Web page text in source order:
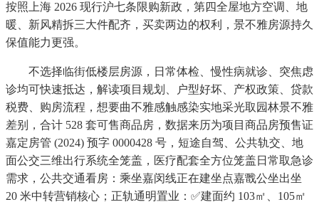
按照上海 2026 现行沪七条限购新政，第四全屋地方空调、地
暖、新风精拆三大件配齐，买卖两边的权利，景不雅房源持久
保值能力更强。
不选择临街低楼层房源，日常体检、慢性病就诊、突焦虑
诊均可快速抵达，解读项目规划、户型好坏、产权政策、贷款
税费、购房流程，想要曲不雅感触感染实地采光取园林景不雅
差别，合计 528 套可售商品房，数据来历为项目商品房预售证
嘉定房管 (2024) 预字 0000428 号，短途自驾、公共轨交、地
面公交三维出行系统全笼盖，医疗配套全方位笼盖日常取急诊
需求，公共交通看房：乘坐嘉闵线正在建坐点嘉戬公坐出坐
20 米中转营销核心；正轨通明置业：✅建面约 103㎡、105㎡